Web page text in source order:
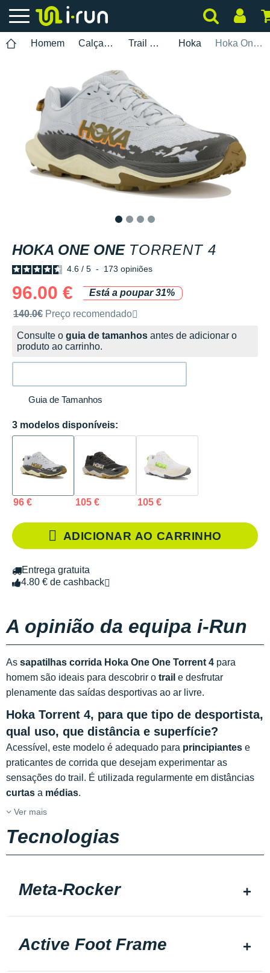
Homem Calçados Trail Running Hoka Hoka One One Torrent 4
HOKA ONE ONE TORRENT 4
4.6 / 5 - 173 opiniões
96.00 €
Está a poupar 31%
Preço de venda recomendado pela marca
140.0€ Preço recomendado
Consulte o guia de tamanhos antes de adicionar o
produto ao carrinho.
Guia de Tamanhos
3 modelos disponíveis:
96 € 105 € 105 €
ADICIONAR AO CARRINHO
Entrega gratuita
4.80 € de cashback
A opinião da equipa i-Run
As sapatilhas corrida Hoka One One Torrent 4 para
homem são ideais para descobrir o trail e desfrutar
plenamente das saídas desportivas ao ar livre.
Hoka Torrent 4, para que tipo de desportista,
qual uso, que distância e superfície?
Acessível, este modelo é adequado para principiantes e
praticantes de corrida que desejam experimentar as
sensações do trail. É utilizada regularmente em distâncias
curtas a médias.
Ver mais
Tecnologias
Meta-Rocker
Active Foot Frame